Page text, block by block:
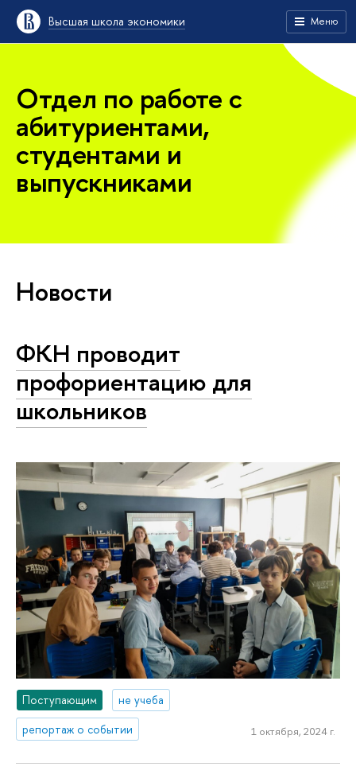
Высшая школа экономики Меню
Отдел по работе с
абитуриентами,
студентами и
выпускниками
Новости
ФКН проводит
профориентацию для
школьников
Поступающим
не учеба
репортаж о событии
1 октября, 2024 г.